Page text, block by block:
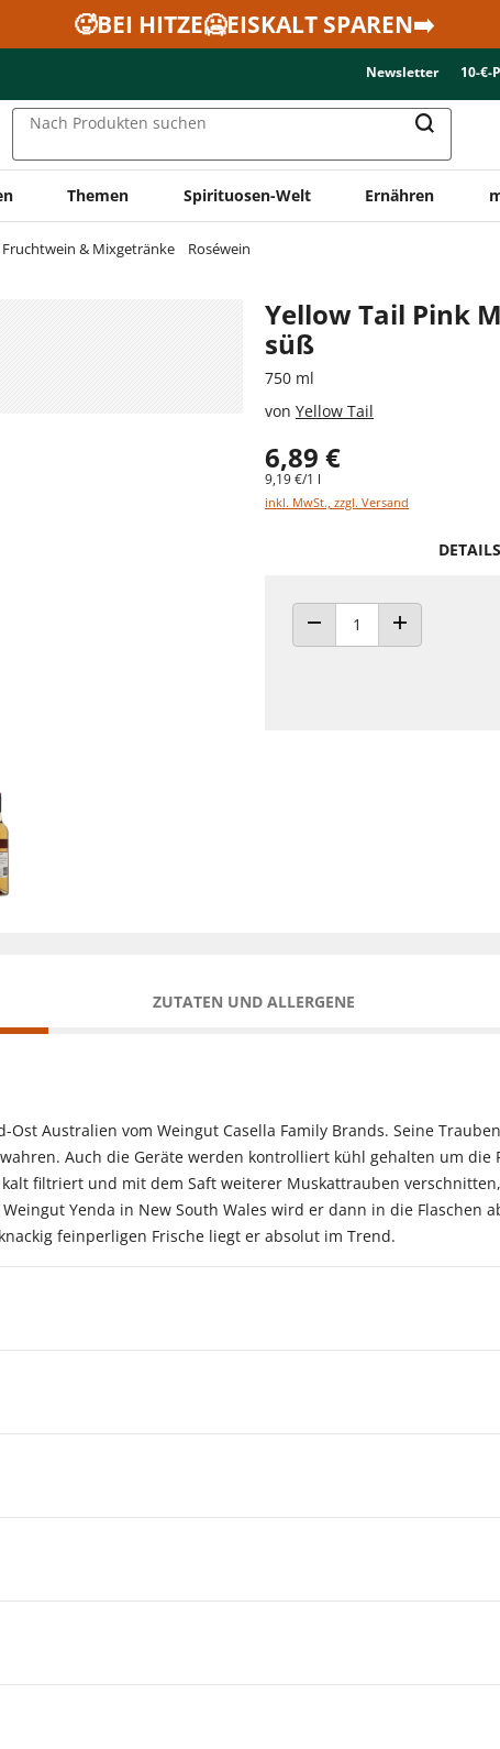
🥵BEI HITZE🥶EISKALT SPAREN➡️
Newsletter 10-€-
Nach Produkten suchen
Themen Spirituosen-Welt Ernähren
Fruchtwein & Mixgetränke Roséwein
Yellow Tail Pink
süß
750 ml
von Yellow Tail
6,89 €
9,19 €/1 l
inkl. MwSt., zzgl. Versand
ANZAHL VERRINGERN
ANZAHL
ZUTATEN UND ALLERGENE
Ost Australien vom Weingut Casella Family Brands. Seine
Auch die Geräte werden kontrolliert kühl gehalten um
filtriert und mit dem Saft weiterer Muskattrauben
Yenda in New South Wales wird er dann in die Flaschen
feinperligen Frische liegt er absolut im Trend.